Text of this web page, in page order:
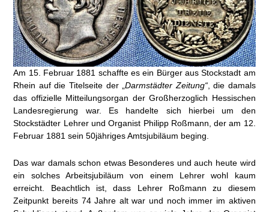
Am 15. Februar 1881 schaffte es ein Bürger aus Stockstadt am
Rhein auf die Titelseite der „Darmstädter Zeitung“, die damals
das offizielle Mitteilungsorgan der Großherzoglich Hessischen
Landesregierung war. Es handelte sich hierbei um den
Stockstädter Lehrer und Organist Philipp Roßmann, der am 12.
Februar 1881 sein 50jähriges Amtsjubiläum beging.
Das war damals schon etwas Besonderes und auch heute wird
ein solches Arbeitsjubiläum von einem Lehrer wohl kaum
erreicht. Beachtlich ist, dass Lehrer Roßmann zu diesem
Zeitpunkt bereits 74 Jahre alt war und noch immer im aktiven